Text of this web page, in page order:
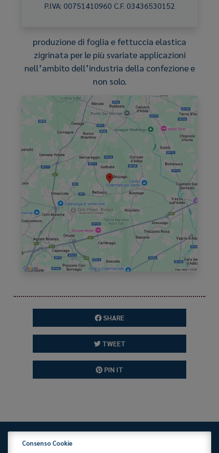
P.IVA: 00751410960 C.F. 03436530152
produzione di foglia e fettuccia elastica
zigrinata per le più svariate applicazioni
nell’ambito dell’industria della confezione e
non solo.
SHARE
TWEET
PIN IT
Consenso Cookie